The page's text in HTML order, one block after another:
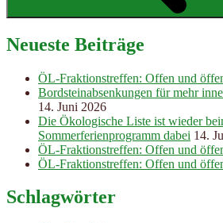
Neueste Beiträge
ÖL-Fraktionstreffen: Offen und
Bordsteinabsenkungen für mehr
14. Juni 2026
Die Ökologische Liste ist wieder
Sommerferienprogramm dabei 14.
ÖL-Fraktionstreffen: Offen und
ÖL-Fraktionstreffen: Offen und
Schlagwörter